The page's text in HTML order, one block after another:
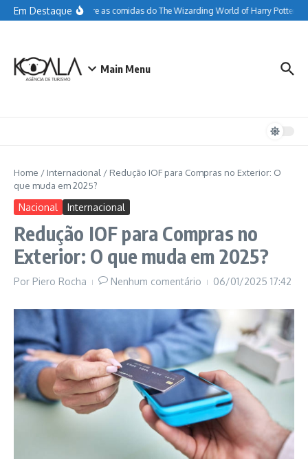
Ir para o conteúdo
Em DestaqueTudo sobre as comidas do The Wizarding World of Harry Potter
Main Menu
Home / Internacional / Redução IOF para Compras no Exterior: O
que muda em 2025?
Nacional Internacional
Redução IOF para Compras no
Exterior: O que muda em 2025?
Por Piero Rocha Nenhum comentário 06/01/2025 17:42